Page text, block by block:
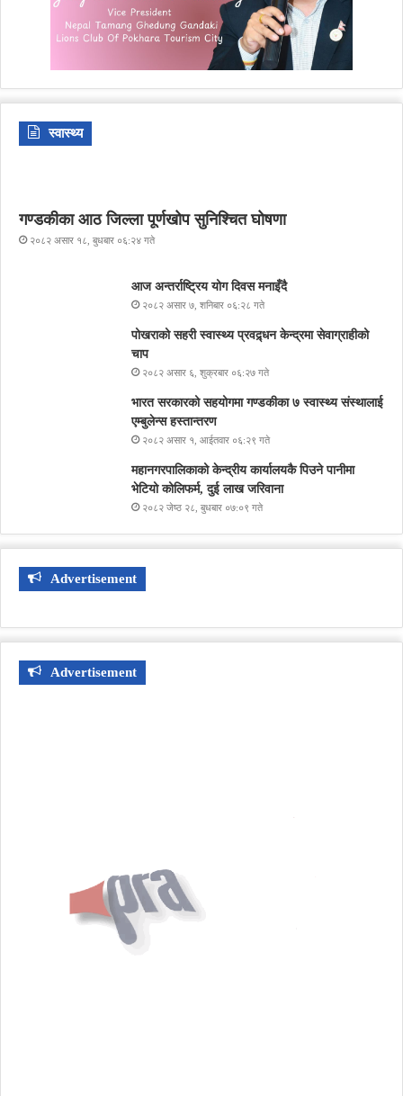
स्वास्थ्य
गण्डकीका आठ जिल्ला पूर्णखोप सुनिश्चित घोषणा
२०८२ असार १८, बुधबार ०६:२४ गते
आज अन्तर्राष्ट्रिय योग दिवस मनाइँदै
२०८२ असार ७, शनिबार ०६:२८ गते
पोखराको सहरी स्वास्थ्य प्रवद्र्धन केन्द्रमा सेवाग्राहीको
चाप
२०८२ असार ६, शुक्रबार ०६:२७ गते
भारत सरकारको सहयोगमा गण्डकीका ७ स्वास्थ्य संस्थालाई
एम्बुलेन्स हस्तान्तरण
२०८२ असार १, आईतवार ०६:२९ गते
महानगरपालिकाको केन्द्रीय कार्यालयकै पिउने पानीमा
भेटियो कोलिफर्म, दुई लाख जरिवाना
२०८२ जेष्ठ २८, बुधबार ०७:०९ गते
Advertisement
Advertisement